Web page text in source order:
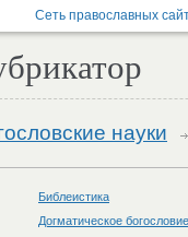
науки
Библеистика
Догматическое богословие